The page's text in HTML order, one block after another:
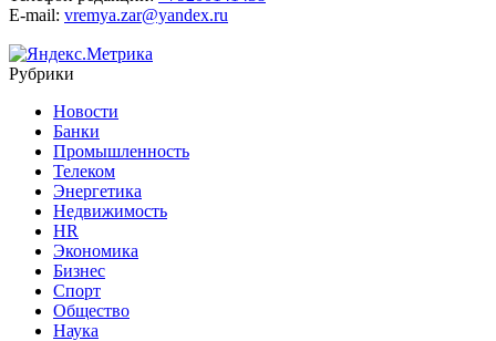
Эндокринолог назвала простые способы защититься от
йододефицита
Йод — это ключевой элемент для синтеза гормонов
щитовидной железы.